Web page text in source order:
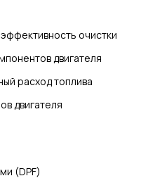
очистки
двигателя
расход топлива
двигателя
(DPF)